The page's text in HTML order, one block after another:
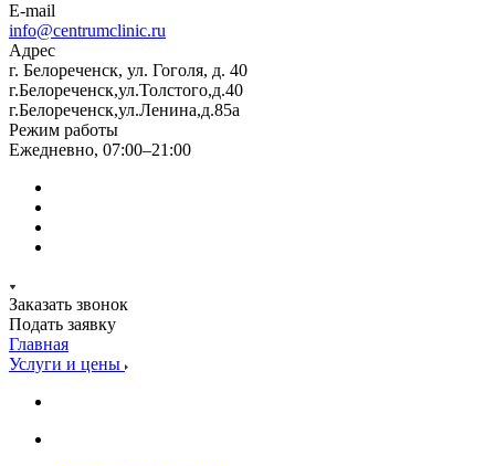
E-mail
info@centrumclinic.ru
Адрес
г. Белореченск, ул. Гоголя, д. 40
г.Белореченск,ул.Толстого,д.40
г.Белореченск,ул.Ленина,д.85а
Режим работы
Ежедневно, 07:00–21:00
Заказать звонок
Подать заявку
Главная
Услуги и цены